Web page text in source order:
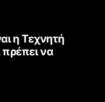
η Τεχνητή
να